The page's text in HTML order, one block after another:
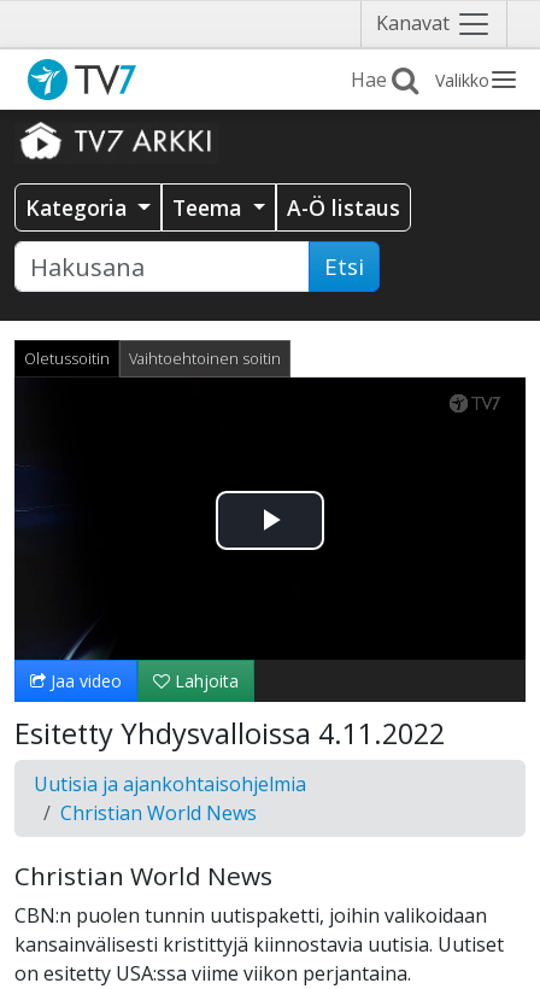
Kanavat Näytä
valikko
Valikko
Kategoria Teema A-Ö listaus
Etsi
Oletussoitin Vaihtoehtoinen soitin
Toista
Jaa video Lahjoita
Esitetty Yhdysvalloissa 4.11.2022
Uutisia ja ajankohtaisohjelmia
Christian World News
Christian World News
CBN:n puolen tunnin uutispaketti, joihin valikoidaan
kansainvälisesti kristittyjä kiinnostavia uutisia. Uutiset
on esitetty USA:ssa viime viikon perjantaina.